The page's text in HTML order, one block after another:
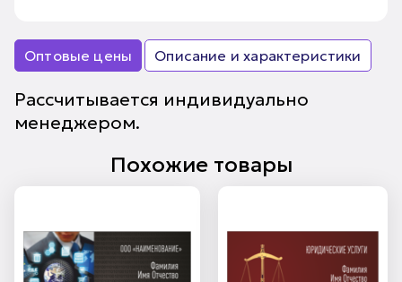
Оптовые цены Описание и характеристики
Рассчитывается индивидуально
менеджером.
Похожие товары